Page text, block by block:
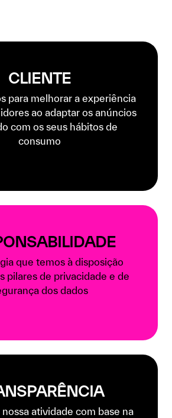
CLIENTE
para melhorar a experiência
ao adaptar os anúncios
com os seus hábitos de
consumo
que temos à disposição
pilares de privacidade e de
dos dados
nossa atividade com base na